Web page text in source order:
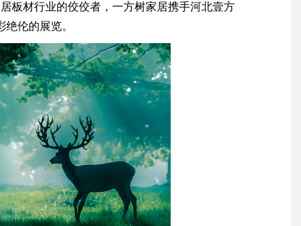
板材行业的佼佼者，一方树家居携手河北壹方
伦的展览。